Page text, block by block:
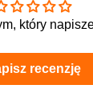
który
recenzję